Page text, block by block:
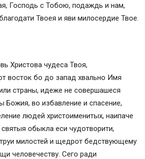
Господь с Тобою, подаждь и нам,
Твоея и яви милосердие Твое.
Христова чудеса Твоя,
восток бо до запад хвально Имя
страны, идеже не совершашеся
во избавление и спасение,
людей христоименитых, наипаче
обыкла еси чудотворити,
милостей и щедрот бедствующему
человечеству. Сего ради